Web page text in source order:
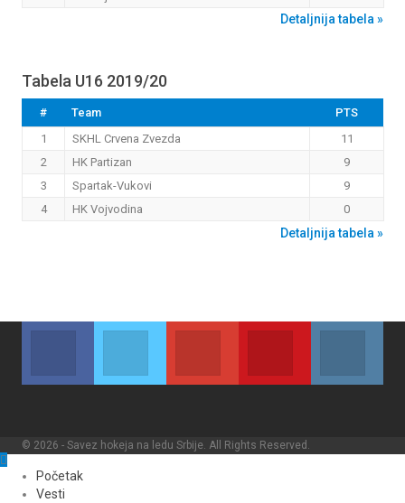
Detaljnija tabela »
Tabela U16 2019/20
# Team
PTS
1
SKHL Crvena Zvezda
11
2
HK Partizan
9
3
Spartak-Vukovi
9
4
HK Vojvodina 0
Detaljnija tabela »
© 2026 - Savez hokeja na ledu Srbije. All Rights Reserved.
Početak
Vesti